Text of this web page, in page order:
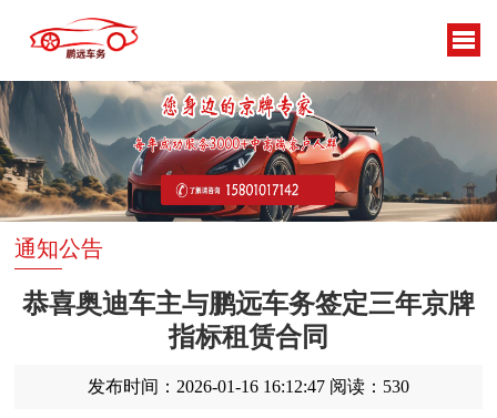
通知公告
恭喜奥迪车主与鹏远车务签定三年京牌
指标租赁合同
发布时间：2026-01-16 16:12:47 阅读：530